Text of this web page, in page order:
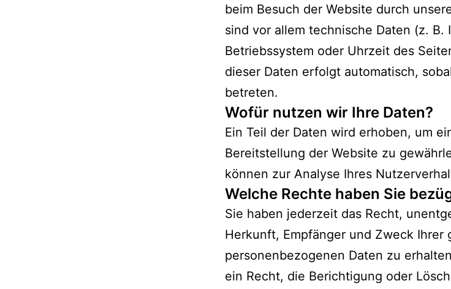
beim Besuch der Website durch
sind vor allem technische Daten (z. B.
Betriebssystem oder Uhrzeit des
dieser Daten erfolgt automatisch,
betreten.
Wofür nutzen wir Ihre Daten?
Ein Teil der Daten wird erhoben, um
Bereitstellung der Website zu
können zur Analyse Ihres
Welche Rechte haben Sie
Sie haben jederzeit das Recht,
Herkunft, Empfänger und Zweck Ihrer
personenbezogenen Daten zu
ein Recht, die Berichtigung oder